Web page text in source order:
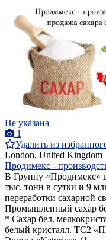
Не указана
1
Удалить из
London, United Kingdom
Продимекс -
В Группу «Продимекс»
тыс. тонн в сутки и 9
переработки сахарной
Промышленный сахар
* Сахар бел.
белый кристалл. ТС2